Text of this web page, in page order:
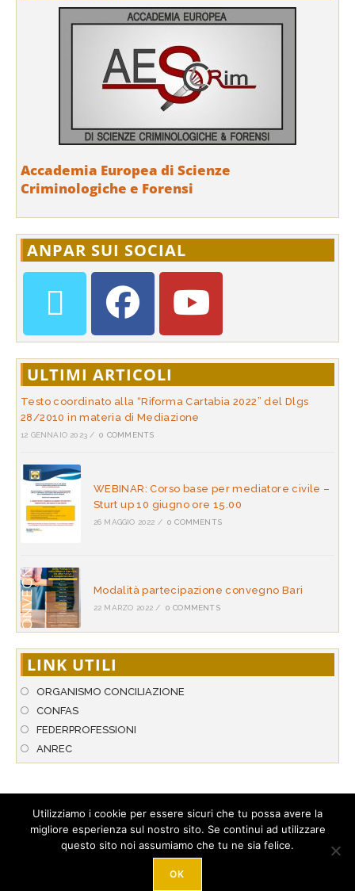
Accademia Europea di Scienze
Criminologiche e Forensi
ANPAR SUI SOCIAL
ULTIMI ARTICOLI
Testo coordinato alla “Riforma Cartabia 2022” del Dlgs
28/2010 in materia di Mediazione
12 GENNAIO 2023 / 0 COMMENTS
WEBINAR: Corso base per mediatore civile –
Sturt up 10 giugno ore 15.00
26 MAGGIO 2022 / 0 COMMENTS
Modalità partecipazione convegno Bari
22 MARZO 2022 / 0 COMMENTS
LINK UTILI
ORGANISMO CONCILIAZIONE
CONFAS
FEDERPROFESSIONI
ANREC
© 2026 A.N.P.A.R. - Associazione Nazionale per l’Arbitrato & la
Conciliazione. Tutti i diritti riservati. Hosted byStarNetwork S.r.l
.
Tel. +39 089 274 306 - Loc. Corgiano 20/D - 84080 Pellezzano (SA) -
Utilizziamo i cookie per essere sicuri che tu possa avere la
migliore esperienza sul nostro sito. Se continui ad utilizzare
questo sito noi assumiamo che tu ne sia felice.
OK